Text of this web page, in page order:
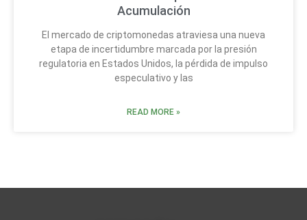
Acumulación
El mercado de criptomonedas atraviesa una nueva
etapa de incertidumbre marcada por la presión
regulatoria en Estados Unidos, la pérdida de impulso
especulativo y las
READ MORE »